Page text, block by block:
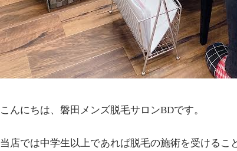
こんにちは、磐田メンズ脱毛サロンBDです。
当店では中学生以上であれば脱毛の施術を受けるこ